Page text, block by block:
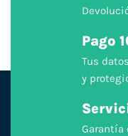
Pago
Tus
y
Garantía